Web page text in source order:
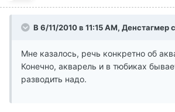
В 6/11/2010 в 11:15 AM, Денстагмер
Мне казалось, речь конкретно об
Конечно, акварель и в тюбиках
разводить надо.